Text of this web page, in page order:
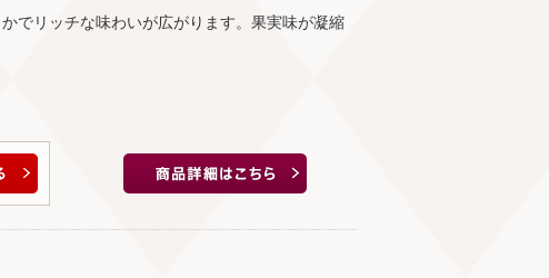
でリッチな味わいが広がります。果実味が凝縮